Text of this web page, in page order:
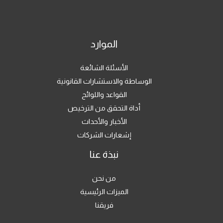
الموارد
الأسئلة الشائعة
الوساطة والاستشارات القانونية
القواعد واللوائح
أداة التحقق من الترخيص
الأخبار والأحداث
إشعارات الشركات
نبذة عنا
من نحن
الميزات الرئيسية
فريقنا